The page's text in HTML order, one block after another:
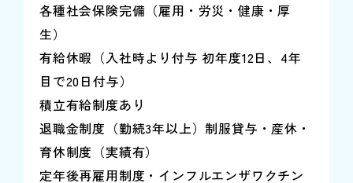
各種社会保険完備（雇用・労災・健康・厚
生）
有給休暇（入社時より付与 初年度12日、4年
目で20日付与）
積立有給制度あり
退職金制度（勤続3年以上）制服貸与・産休・
育休制度（実績有）
定年後再雇用制度・インフルエンザワクチン